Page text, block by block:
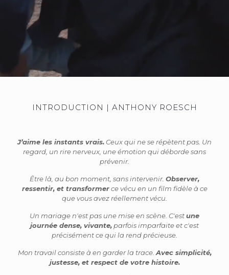
INTRODUCTION | ANTHONY ROESCH
J’aime les instants vrais. Ceux qui ne se répètent pas. Un
regard, un rire nerveux, une émotion qui déborde sans
prévenir.
Être là, au bon moment, sans intervenir. Observer,
ressentir, et transformerce vécu en un film fidèle à ce
que vous avez réellement vécu.
Un mariage n'est pas une mise en scène. C'estune
journée dense, vivante, parfois imparfaite et c'est
précisément ce qui la rend précieuse.
Mon travail consiste à en garder la trace. Avec simplicité,
justesse, et respect de votre histoire.